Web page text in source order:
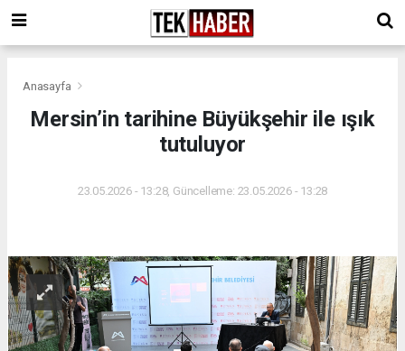
Anasayfa
Mersin’in tarihine Büyükşehir ile ışık
tutuluyor
23.05.2026 - 13:28, Güncelleme: 23.05.2026 - 13:28